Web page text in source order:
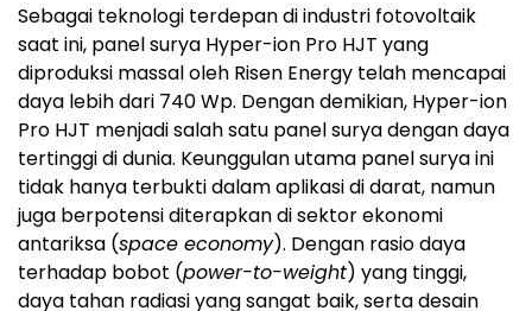
Sebagai teknologi terdepan di industri fotovoltaik
saat ini, panel surya Hyper-ion Pro HJT yang
diproduksi massal oleh Risen Energy telah mencapai
daya lebih dari 740 Wp. Dengan demikian, Hyper-ion
Pro HJT menjadi salah satu panel surya dengan daya
tertinggi di dunia. Keunggulan utama panel surya ini
tidak hanya terbukti dalam aplikasi di darat, namun
juga berpotensi diterapkan di sektor ekonomi
antariksa (space economy). Dengan rasio daya
terhadap bobot (power-to-weight) yang tinggi,
daya tahan radiasi yang sangat baik, serta desain